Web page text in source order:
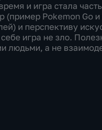
и игра стала
(пример Pokemon Go
и перспективу
игра не зло.
людьми, а не